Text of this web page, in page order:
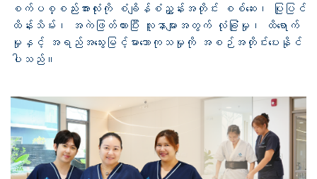
စက်ပစ္စည်းအားလုံးကို စံချိန်စံညွှန်းအတိုင်း စစ်ဆေး၊ ပြုပြင်
ထိန်းသိမ်း၊ အကဲဖြတ်ထားပြီး လူနာများအတွက် လုံခြုံမှု၊ ထိရောက်
မှုနှင့် အရည်အသွေးမြင့်မားသောကုသမှုကို အစဉ်အတိုင်းပေးနိုင်
ပါသည်။